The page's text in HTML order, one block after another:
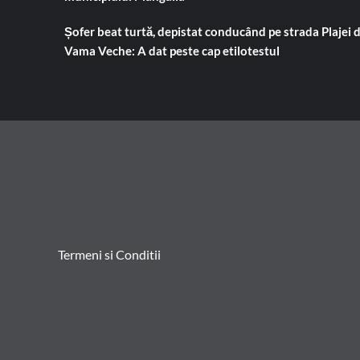
Șofer beat turtă, depistat conducând pe strada Plajei
Vama Veche: A dat peste cap etilotestul
Termeni si Conditii